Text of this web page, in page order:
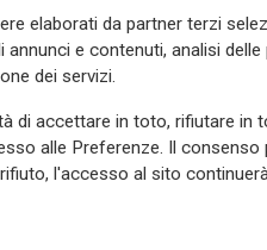
Consiglio
e
nuova
– con la
per le
elaborati da partner terzi
e contenuti, analisi
dei servizi.
di accettare in toto, rifiutare in
alle Preferenze. Il
l'accesso al sito